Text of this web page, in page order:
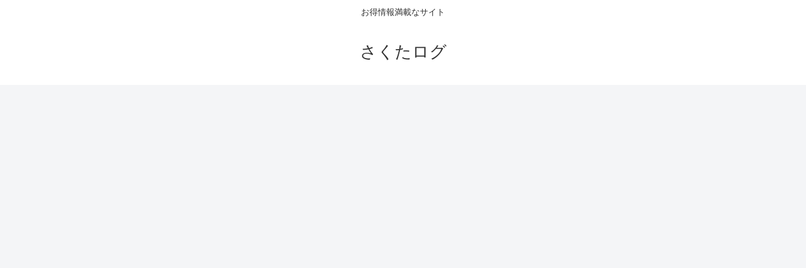
お得情報満載なサイト
さくたログ